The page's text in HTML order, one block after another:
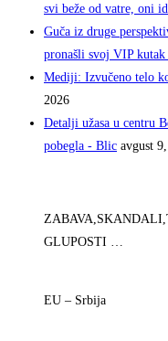
svi beže od vatre, oni
Guča iz druge
pronašli svoj VIP
Mediji: Izvučeno telo
2026
Detalji užasa u centru
pobegla - Blic avgust
GLUPOSTI …
EU – Srbija